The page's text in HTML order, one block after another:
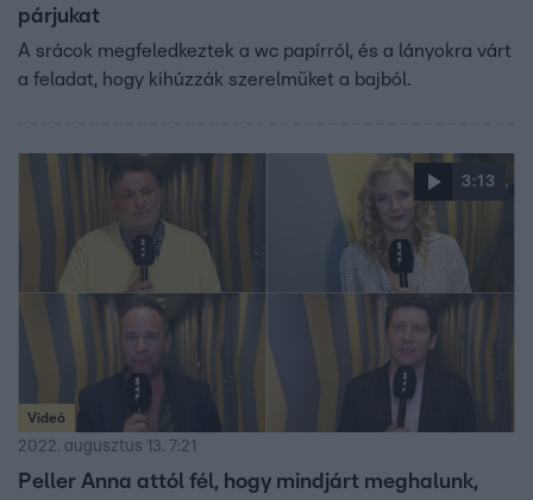
párjukat
A srácok megfeledkeztek a wc papírról, és a lányokra várt
a feladat, hogy kihúzzák szerelmüket a bajból.
3:13
Videó
2022. augusztus 13. 7:21
Peller Anna attól fél, hogy mindjárt meghalunk,